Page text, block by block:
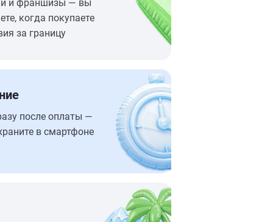
и франшизы — вы
когда покупаете
за границу
после оплаты —
в смартфоне